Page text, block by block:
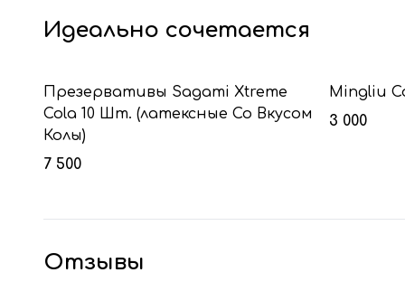
Идеально сочетается
Презервативы Sagami Xtreme
Cola 10 Шт. (латексные Со Вкусом
Колы)
7 500
Mingliu
3 000
Отзывы